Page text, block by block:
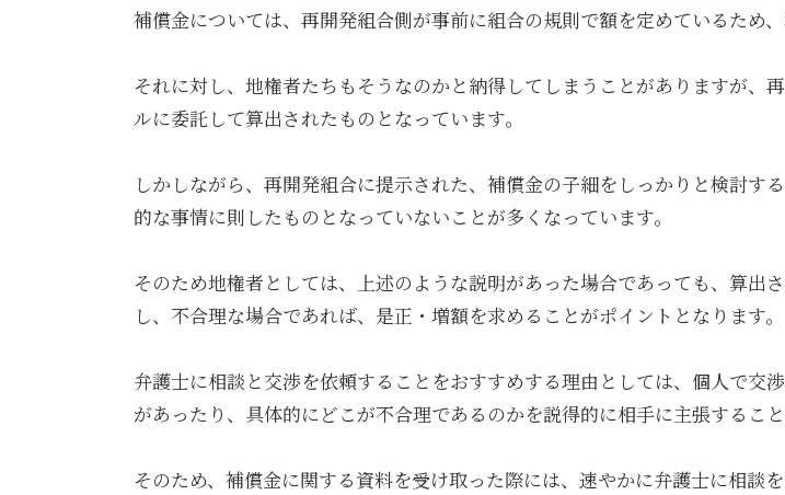
補償金については、再開発組合側が事前に組合の規則で額を定めているため
それに対し、地権者たちもそうなのかと納得してしまうことがありますが
ルに委託して算出されたものとなっています。
しかしながら、再開発組合に提示された、補償金の子細をしっかりと検討
的な事情に則したものとなっていないことが多くなっています。
そのため地権者としては、上述のような説明があった場合であっても、算出
し、不合理な場合であれば、是正・増額を求めることがポイントとなります。
弁護士に相談と交渉を依頼することをおすすめする理由としては、個人で交
があったり、具体的にどこが不合理であるのかを説得的に相手に主張するこ
そのため、補償金に関する資料を受け取った際には、速やかに弁護士に相談